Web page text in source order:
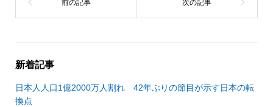
新着記事
日本人人口1億2000万人割れ 42年ぶりの節目が示す日本の転
換点